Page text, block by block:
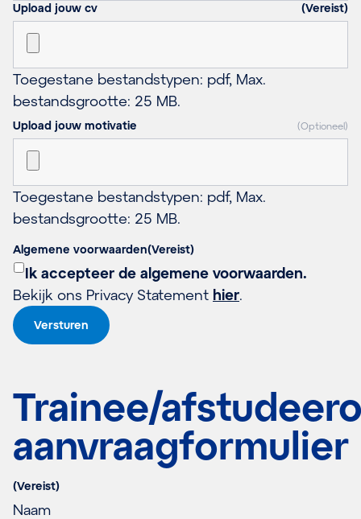
Upload jouw cv (Vereist)
Toegestane bestandstypen: pdf, Max.
bestandsgrootte: 25 MB.
Upload jouw motivatie (Optioneel)
Toegestane bestandstypen: pdf, Max.
bestandsgrootte: 25 MB.
Algemene voorwaarden(Vereist)
Ik accepteer de algemene voorwaarden.
Bekijk ons Privacy Statement hier.
Trainee/
aanvraagformulier
(Vereist)
Naam